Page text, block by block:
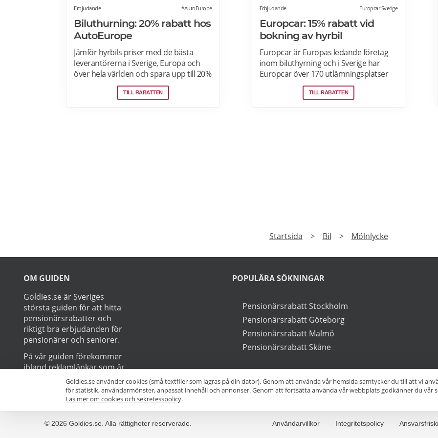
Erbjudande *AutoEurope
Biluthurning: 20% rabatt hos
AutoEurope
Jämför hyrbils priser med de bästa
leverantörerna i Sverige, Europa och
över hela världen och spara upp till 20%
som medlem! Upptäck speciella priser
på Auto Europe hemsida!
TILL RABATTEN
Erbjudande Europcar Sverige
Europcar: 15% rabatt vid
bokning av hyrbil
Europcar är Europas ledande företag
inom biluthyrning och i Sverige har
Europcar över 170 utlämningsplatser
och mer än 6000 bilar. Ta del av våra
aktuella erbjudanden och läs mer om
TILL RABATTEN
PRENUMERERA
OM GUIDEN
Goldies.se är Sveriges
Goldies.se använder cookies (små textfiler som lagras på din dator). Genom att använda vår hemsida samtycker du till att vi
för statistik, användarmönster, anpassat innehåll och annonser. Genom att fortsätta använda vår webbplats godkänner du vår
Läs mer om cookies och sekretesspolicy.